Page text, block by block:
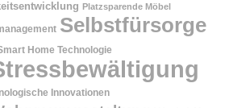
Platzsparende Möbel
Selbstfürsorge
Home Technologie
Innovationen